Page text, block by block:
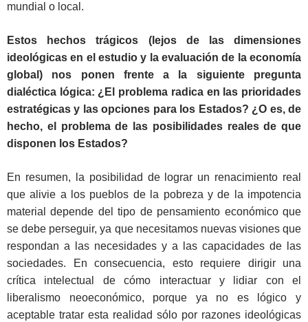
mundial o local.
Estos hechos trágicos (lejos de las dimensiones
ideológicas en el estudio y la evaluación de la economía
global) nos ponen frente a la siguiente pregunta
dialéctica lógica: ¿El problema radica en las prioridades
estratégicas y las opciones para los Estados? ¿O es, de
hecho, el problema de las posibilidades reales de que
disponen los Estados?
En resumen, la posibilidad de lograr un renacimiento real
que alivie a los pueblos de la pobreza y de la impotencia
material depende del tipo de pensamiento económico que
se debe perseguir, ya que necesitamos nuevas visiones que
respondan a las necesidades y a las capacidades de las
sociedades. En consecuencia, esto requiere dirigir una
crítica intelectual de cómo interactuar y lidiar con el
liberalismo neoeconómico, porque ya no es lógico y
aceptable tratar esta realidad sólo por razones ideológicas